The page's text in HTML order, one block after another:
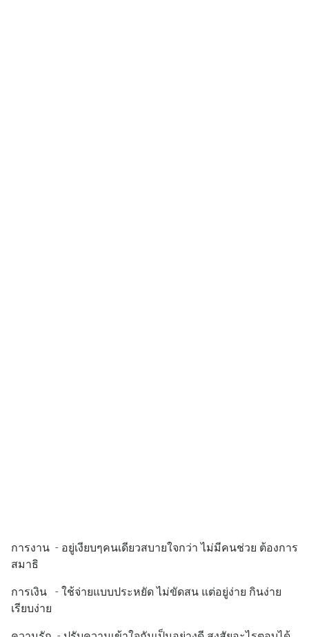
การงาน - อยู่เงียบๆคนเดียวสบายใจกว่า ไม่มีคนช่วย ต้องการ
สมาธิ
การเงิน - ใช้จ่ายแบบประหยัด ไม่ขัดสน แต่อยู่ง่าย กินง่าย
เรียบง่าย